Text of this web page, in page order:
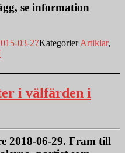
se information
03-27KategorierArtiklar,
i välfärden i
2018-06-29. Fram till